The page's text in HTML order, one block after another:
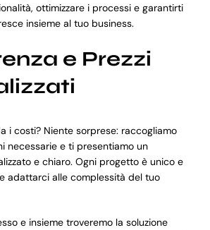
ottimizzare i processi e garantirti
insieme al tuo business.
e Prezzi
i costi? Niente sorprese: raccogliamo
necessarie e ti presentiamo un
e chiaro. Ogni progetto è unico e
adattarci alle complessità del tuo
e insieme troveremo la soluzione